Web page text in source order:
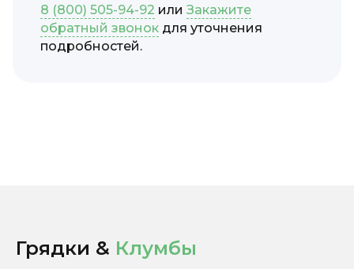
8 (800) 505-94-92 или Закажите
обратный звонок для уточнения
подробностей.
Грядки & Клумбы